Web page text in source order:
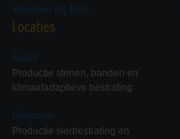
Werken bij MBI
Locaties
Aalst
Productie stenen, banden en
klimaatadaptieve bestrating
Kampen
Productie sierbestrating en